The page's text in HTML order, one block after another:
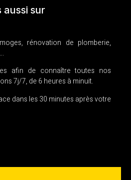
aussi sur
rénovation de plomberie,
afin de connaître toutes nos
7j/7, de 6 heures à minuit.
dans les 30 minutes après votre